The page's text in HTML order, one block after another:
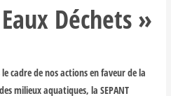
Déchets »
cadre de nos actions en faveur de la
milieux aquatiques, la SEPANT